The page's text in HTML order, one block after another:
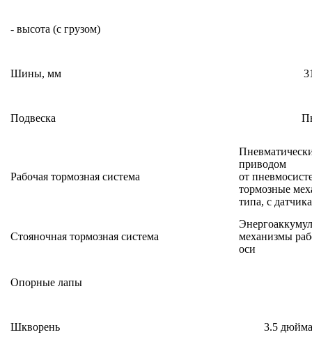
- высота (с грузом)
Шины, мм
Подвеска
Рабочая тормозная система
приводом
от
тормозные
типа, с
Стояночная тормозная система
механизмы
оси
Опорные лапы
Шкворень 3.5 дюйма